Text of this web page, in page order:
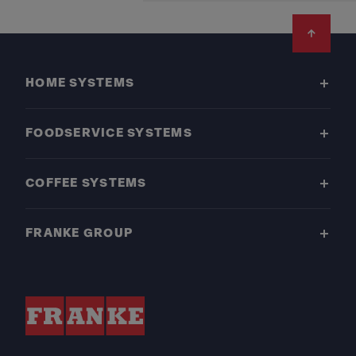
HOME SYSTEMS
FOODSERVICE SYSTEMS
COFFEE SYSTEMS
FRANKE GROUP